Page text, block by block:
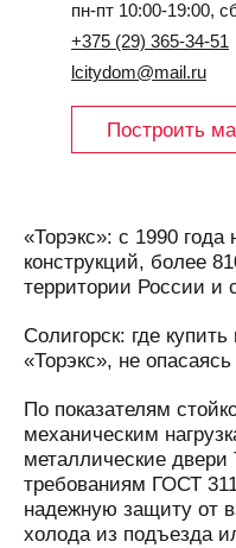
пн-пт 10:00-19:00,
+375 (29) 365-34-51
lcitydom@mail.ru
Построить
«Торэкс»: с 1990
конструкций, более
территории России и
Солигорск: где
«Торэкс», не
По показателям
механическим
металлические двери
требованиям ГОСТ
надежную защиту от
холода из подъезда